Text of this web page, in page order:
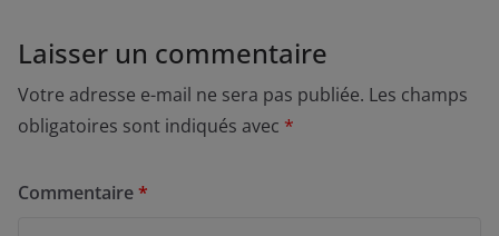
Laisser un commentaire
Votre adresse e-mail ne sera pas publiée. Les champs
obligatoires sont indiqués avec *
Commentaire*